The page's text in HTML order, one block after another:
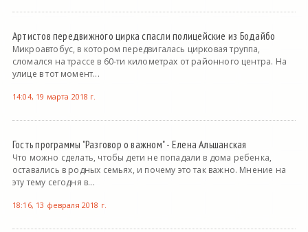
Артистов передвижного цирка спасли полицейские из Бодайбо
Микроавтобус, в котором передвигалась цирковая труппа,
сломался на трассе в 60-ти километрах от районного центра. На
улице в тот момент...
14:04, 19 марта 2018 г.
Гость программы "Разговор о важном" - Елена Альшанская
Что можно сделать, чтобы дети не попадали в дома ребенка,
оставались в родных семьях, и почему это так важно. Мнение на
эту тему сегодня в...
18:16, 13 февраля 2018 г.